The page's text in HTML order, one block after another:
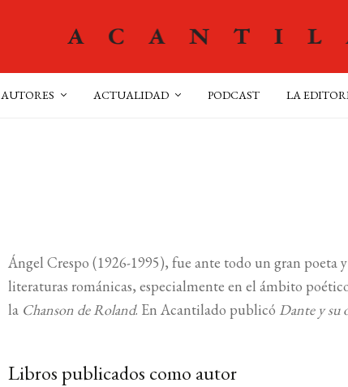
AUTORES ACTUALIDAD PODCAST LA
Ángel Crespo (1926-1995), fue ante todo un gran poeta
literaturas románicas, especialmente en el ámbito
la Chanson de Roland. En Acantilado publicó Dante y su
Libros publicados como autor